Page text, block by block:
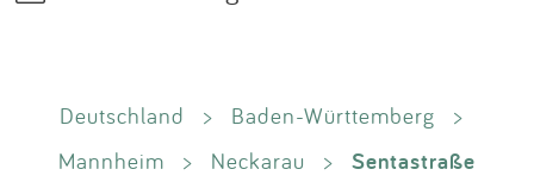
Deutschland > Baden-Württemberg
>
Mannheim
> Neckarau > Sentastraße